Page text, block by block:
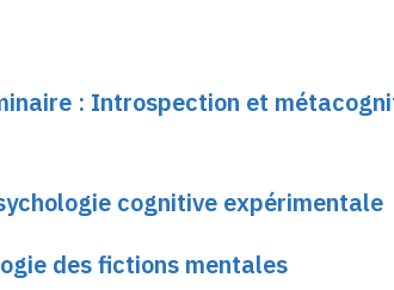
: Introspection et
cognitive expérimentale
des fictions mentales